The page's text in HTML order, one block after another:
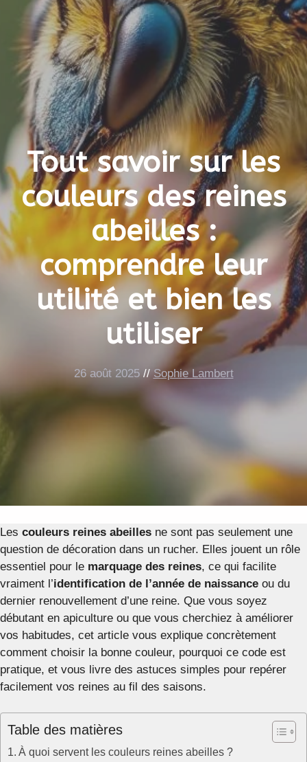
Tout savoir sur les
couleurs des reines
abeilles :
comprendre leur
utilité et bien les
utiliser
26 août 2025 // Sophie Lambert
Les couleurs reines abeilles ne sont pas seulement une
question de décoration dans un rucher. Elles jouent un rôle
essentiel pour le marquage des reines, ce qui facilite
vraiment l’identification de l’année de naissance ou du
dernier renouvellement d’une reine. Que vous soyez
débutant en apiculture ou que vous cherchiez à améliorer
vos habitudes, cet article vous explique concrètement
comment choisir la bonne couleur, pourquoi ce code est
pratique, et vous livre des astuces simples pour repérer
facilement vos reines au fil des saisons.
Table des matières
À quoi servent les couleurs reines abeilles ?